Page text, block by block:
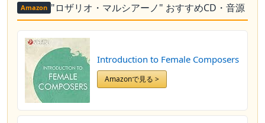
Amazon "ロザリオ・マルシアーノ" おすすめCD・音源
Introduction to Female Composers
Amazonで見る >